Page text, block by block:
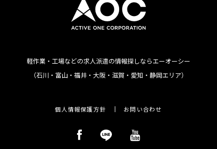
軽作業・工場などの求人派遣の情報探しならエーオーシー
（石川・富山・福井・大阪・滋賀・愛知・静岡エリア）
個人情報保護方針 お問い合わせ